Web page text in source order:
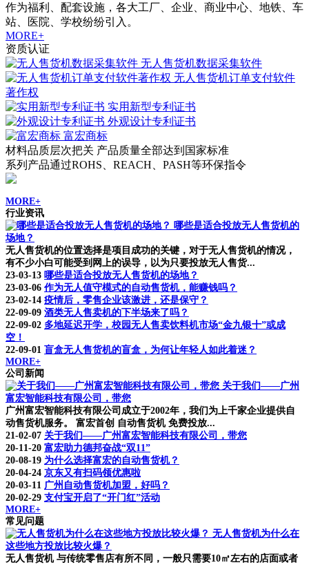
作为福利、配套设施，各大工厂、企业、商业中心、地铁、车
站、医院、学校纷纷引入。
MORE+
资质认证
无人售货机数据采集软件
无人售货机订单支付软件
著作权
实用新型专利证书
外观设计专利证书
富宏商标
材料品质层次把关 产品质量全部达到国家标准
系列产品通过ROHS、REACH、PASH等环保指令
MORE+
行业资讯
哪些是适合投放无人售货机的
场地？
无人售货机的位置选择是项目成功的关键，对于无人售货机的情况，
有不少小白可能受到网上的误导，以为只要投放无人售货...
23-03-13 哪些是适合投放无人售货机的场地？
23-03-06 作为无人值守模式的自动售货机，能赚钱吗？
23-02-14 疫情后，零售企业该激进，还是保守？
22-09-09 酒类无人售卖机的下半场来了吗？
22-09-02 多地延迟开学，校园无人售卖饮料机市场“金九银十”或成
空！
22-09-01 盲盒无人售货机的盲盒，为何让年轻人如此着迷？
MORE+
公司新闻
关于我们——广州
富宏智能科技有限公司，带您
广州富宏智能科技有限公司成立于2002年，我们为上千家企业提供自
动售货机服务。 富宏首创 自动售货机 免费投放...
21-02-07 关于我们——广州富宏智能科技有限公司，带您
20-11-20 富宏助力德邦奋战“双11”
20-08-19 为什么选择富宏的自动售货机？
20-04-24 京东又有扫码领优惠啦
20-03-11 广州自动售货机加盟，好吗？
20-02-29 支付宝开启了“开门红”活动
MORE+
常见问题
无人售货机为什么在
这些地方投放比较火爆？
无人售货机 与传统零售店有所不同，一般只需要10㎡左右的店面或者